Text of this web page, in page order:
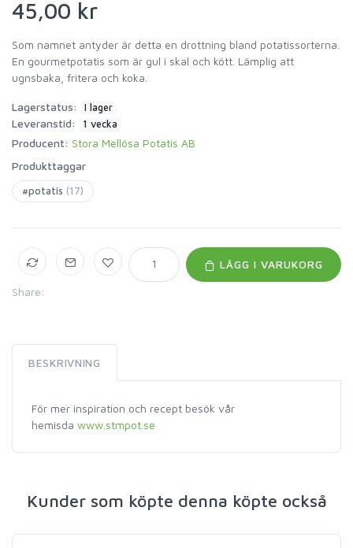
45,00 kr
Som namnet antyder är detta en drottning bland potatissorterna.
En gourmetpotatis som är gul i skal och kött. Lämplig att
ugnsbaka, fritera och koka.
Lagerstatus: I lager
Leveranstid: 1 vecka
Producent: Stora Mellösa Potatis AB
Produkttaggar
#potatis (17)
Share:
LÄGG I VARUKORG
BESKRIVNING
För mer inspiration och recept besök vår
hemisda www.stmpot.se
Kunder som köpte denna köpte också